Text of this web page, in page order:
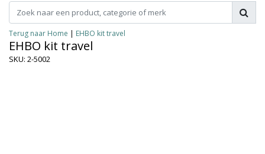
Terug naar Home | EHBO kit travel
EHBO kit travel
SKU: 2-5002